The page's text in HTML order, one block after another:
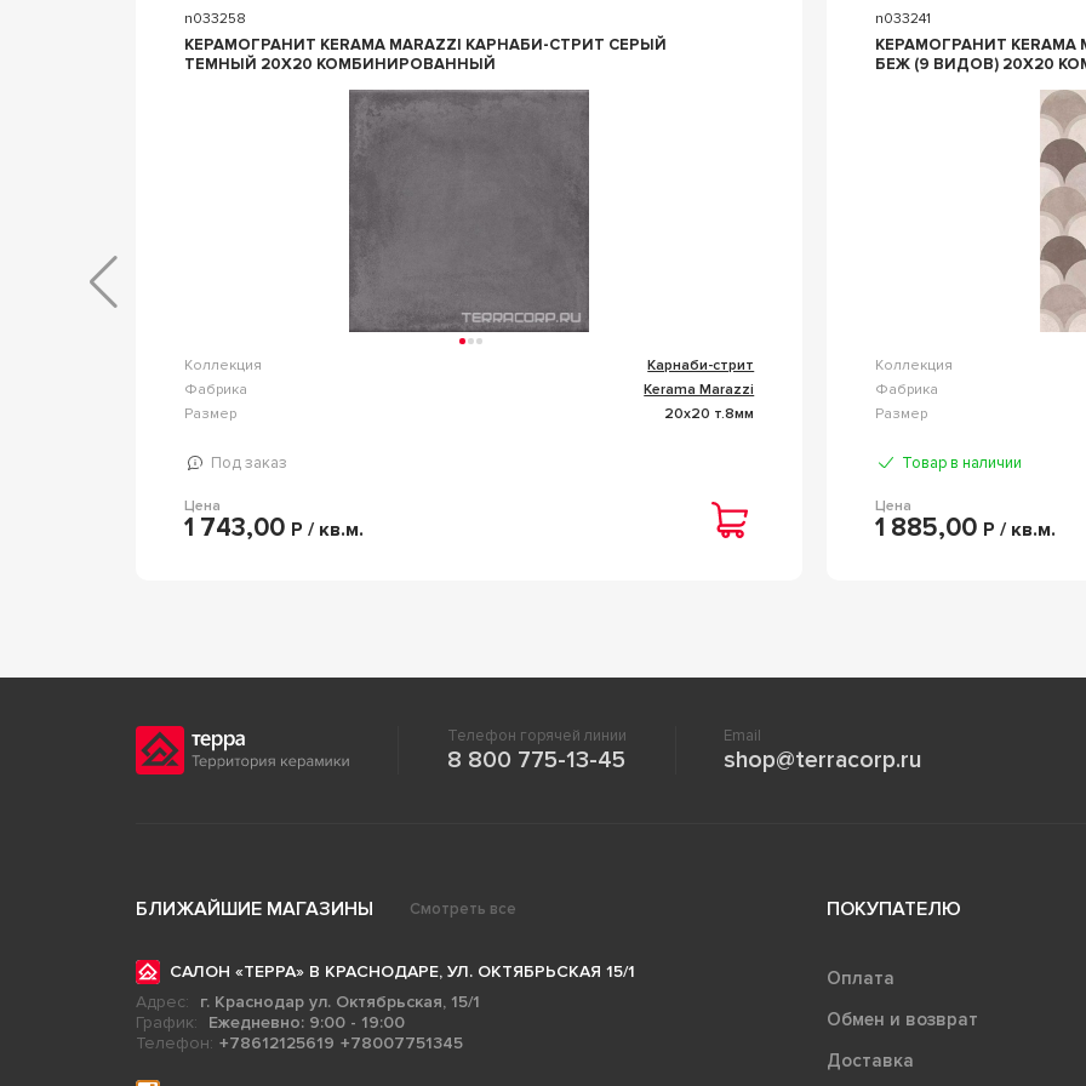
n033258
КЕРАМОГРАНИТ KERAMA MARAZZI КАРНАБИ-СТРИТ СЕРЫЙ
ТЕМНЫЙ 20X20 КОМБИНИРОВАННЫЙ
Коллекция
Карнаби-стрит
Фабрика
Kerama Marazzi
Размер
20x20 т.8мм
Под заказ
Цена
1 743,00 Р / кв.м.
n033241
КЕРАМОГРАНИТ KERAMA
БЕЖ (9 ВИДОВ) 20X20
Коллекция
Фабрика
Размер
Товар в наличии
Цена
1 885,00 Р / кв.м.
Телефон горячей линии
8 800 775-13-45
Email
shop@terracorp.ru
БЛИЖАЙШИЕ МАГАЗИНЫ Смотреть все
САЛОН «ТЕРРА» В КРАСНОДАРЕ, УЛ. ОКТЯБРЬСКАЯ 15/1
Адрес:
г. Краснодар ул. Октябрьская, 15/1
График:
Ежедневно: 9:00 - 19:00
Телефон: +78612125619 +78007751345
ПОКУПАТЕЛЮ
Оплата
Обмен и возврат
Доставка